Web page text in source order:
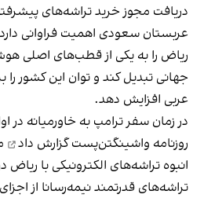
دریافت مجوز خرید تراشه‌های
عربستان سعودی اهمیت فراوانی
ریاض را به یکی از قطب‌های اصلی
جهانی تبدیل کند و توان این کشور را
عربی افزایش دهد.
در زمان سفر ترامپ به خاورمیانه در
روزنامه واشینگتن‌پستگزارش داد
انبوه تراشه‌های الکترونیکی با
تراشه‌های قدرتمند نیمه‌رسانا از